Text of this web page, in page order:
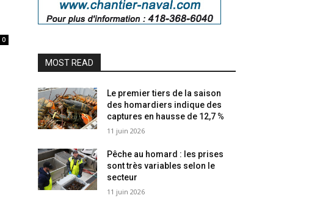
0
MOST READ
Le premier tiers de la saison
des homardiers indique des
captures en hausse de 12,7 %
11 juin 2026
Pêche au homard : les prises
sont très variables selon le
secteur
11 juin 2026